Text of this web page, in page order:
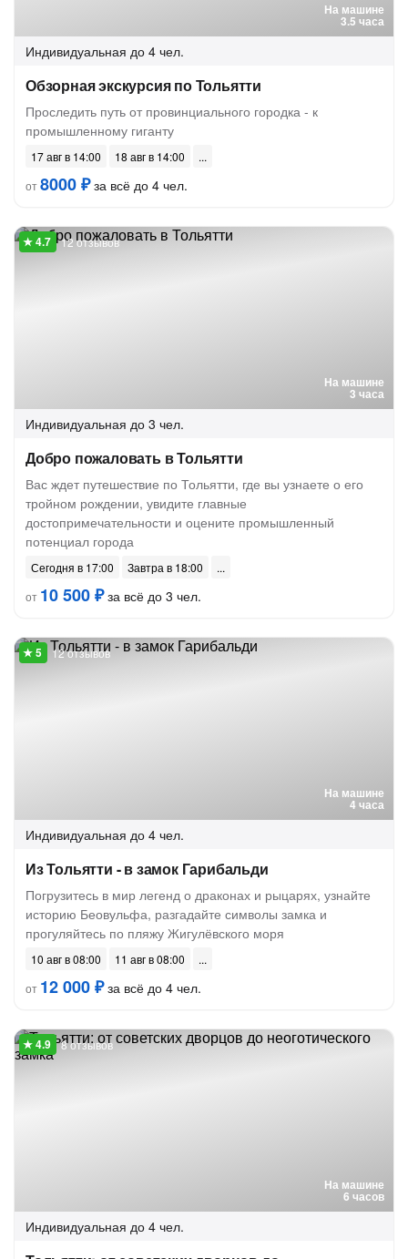
На машине
3.5 часа
Индивидуальная до 4 чел.
Обзорная экскурсия по Тольятти
Проследить путь от провинциального городка - к
промышленному гиганту
17 авг в 14:00
18 авг в 14:00
от8000 ₽за всё до 4 чел.
На машине
3 часа
12 отзывов
Индивидуальная до 3 чел.
Добро пожаловать в Тольятти
Вас ждет путешествие по Тольятти, где вы узнаете о его
тройном рождении, увидите главные
достопримечательности и оцените промышленный
потенциал города
Сегодня в 17:00
Завтра в 18:00
от 10 500 ₽за всё до 3 чел.
На машине
4 часа
12 отзывов
Индивидуальная до 4 чел.
Из Тольятти - в замок Гарибальди
Погрузитесь в мир легенд о драконах и рыцарях, узнайте
историю Беовульфа, разгадайте символы замка и
прогуляйтесь по пляжу Жигулёвского моря
10 авг в 08:00
11 авг в 08:00
от 12 000 ₽за всё до 4 чел.
На машине
6 часов
8 отзывов
Индивидуальная до 4 чел.